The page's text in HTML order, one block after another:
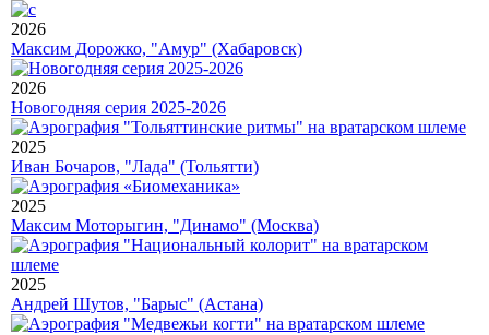
2026
Максим Дорожко, "Амур" (Хабаровск)
2026
Новогодняя серия 2025-2026
2025
Иван Бочаров, "Лада" (Тольятти)
2025
Максим Моторыгин, "Динамо" (Москва)
2025
Андрей Шутов, "Барыс" (Астана)